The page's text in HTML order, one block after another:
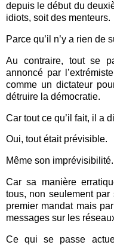
depuis le début du
idiots, soit des menteurs.
Parce qu’il n’y a rien de
Au contraire, tout se
annoncé par
comme un dictateur
détruire la démocratie.
Car tout ce qu’il fait, il a
Oui, tout était prévisible.
Même son imprévisibilité.
Car sa manière
tous, non seulement
premier mandat mais
messages sur les
Ce qui se passe